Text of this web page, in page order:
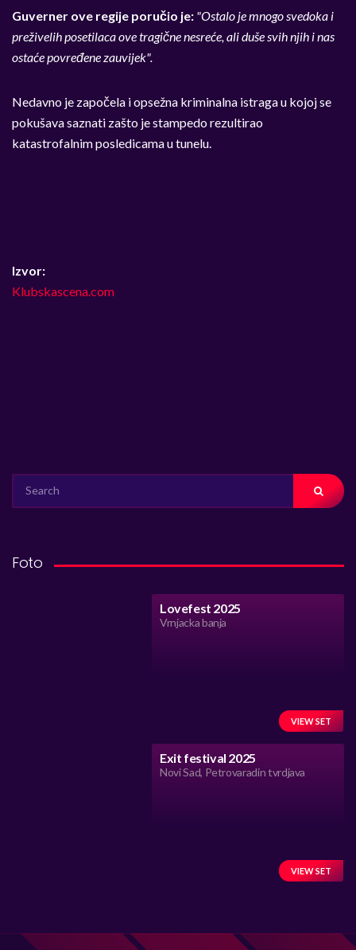
Guverner ove regije poručio je: "Ostalo je mnogo svedoka i
preživelih posetilaca ove tragične nesreće, ali duše svih njih i nas
ostaće povređene zauvijek".
Nedavno je započela i opsežna kriminalna istraga u kojoj se
pokušava saznati zašto je stampedo rezultirao
katastrofalnim posledicama u tunelu.
Izvor:
Klubskascena.com
FOR:
Foto
Lovefest 2025
Vrnjacka banja
VIEW SET
Exit festival 2025
Novi Sad, Petrovaradin tvrdjava
VIEW SET